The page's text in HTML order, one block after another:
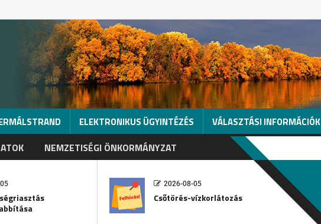
ELEKTRONIKUS ÜGYINTÉZÉS VÁLASZTÁSI INFORMÁCIÓK
NEMZETISÉGI ÖNKORMÁNYZAT
2026-08-05
Csőtörés-vízkorlátozás